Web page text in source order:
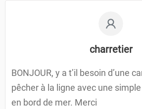
charretier
BONJOUR, y a t’il besoin d’une
pêcher à la ligne avec une
en bord de mer. Merci